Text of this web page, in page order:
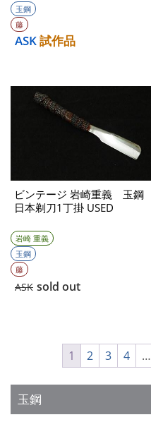
玉鋼
玉鋼
藤
ASK試作品
ビンテージ 岩崎重義 玉鋼
日本剃刀1丁掛 USED
岩崎 重義
玉鋼
藤
ASK sold out
1 2 3 4 …